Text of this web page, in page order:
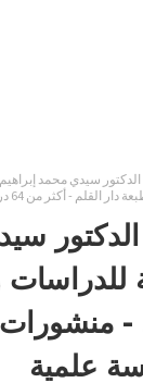
- أكثر من 64 دراسة علمية
للدراسات